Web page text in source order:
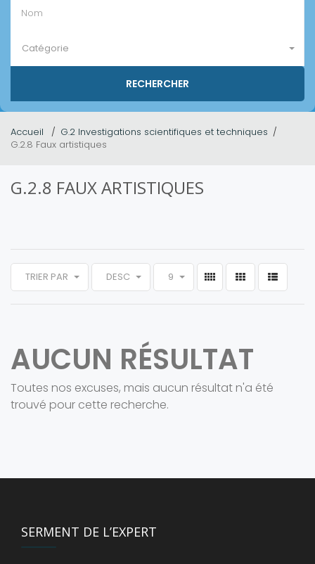
Catégorie
Accueil
G.2 Investigations scientifiques et techniques
G.2.8 Faux artistiques
G.2.8 FAUX ARTISTIQUES
TRIER PAR DESC 9
AUCUN RÉSULTAT
Toutes nos excuses, mais aucun résultat n'a été
trouvé pour cette recherche.
SERMENT DE L’EXPERT